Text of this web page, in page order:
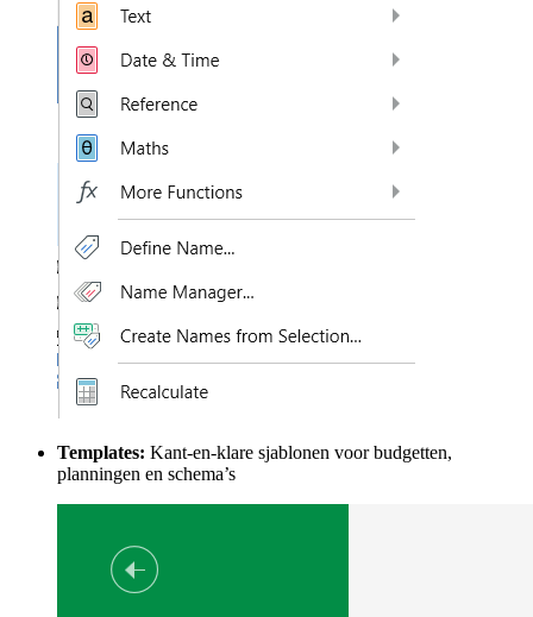
Templates: Kant-en-klare sjablonen voor budgetten,
planningen en schema’s